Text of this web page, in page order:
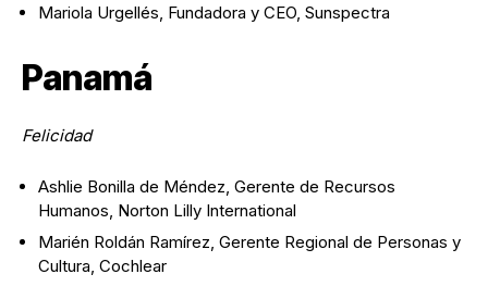
Mariola Urgellés, Fundadora y CEO, Sunspectra
Panamá
Felicidad
Ashlie Bonilla de Méndez, Gerente de Recursos
Humanos, Norton Lilly International
Marién Roldán Ramírez, Gerente Regional de Personas y
Cultura, Cochlear